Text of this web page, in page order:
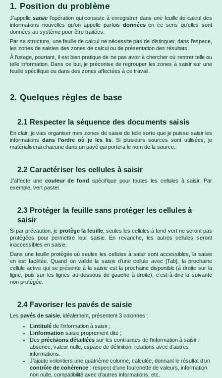
1. Position du problème
J’appelle saisie l’opération qui consiste à enregistrer dans une feuille de calcul des
informations nouvelles qu’on appelle parfois donnéesen ce sens qu’elles sont
données au système pour être traitées.
Par sa structure, une feuille de calcul ne nécessite pas de distinguer, dans l’espace,
les zones de saisies des zones de calcul ou de présentation des résultats.
À l’usage, pourtant, il est bien pratique de ne pas avoir à chercher où rentrer telle ou
telle information. Dans ce but, je préconise de regrouper les zones à saisir sur une
feuille spécifique ou dans des zones affectées à ce travail.
2. Quelques règles de base
2.1 Respecter la séquence des documents saisis
En clair, je vais organiser mes zones de saisie de telle sorte que je puisse saisir les
informations dans l’ordre où je les lis . Si plusieurs sources sont utilisées, je
matérialiserai chacune dans un pavé qui portera le nom de la source.
2.2 Caractériser les cellules à saisir
J’affecte une couleur de fond spécifique pour toutes les cellules à saisir. Par
exemple, vert pastel.
2.3 Protéger la feuille sans protéger les cellules à
saisir
Si par précaution, je protège la feuille, seules les cellules à fond vert ne seront pas
protégées pour permettre leur saisie. En revanche, les autres cellules seront
inaccessibles en saisie.
Dans une feuille protégée où seules les cellules à saisir sont accessibles, la saisie
en est facilitée. Quand on valide la saisie d’une cellule avec [Tab], la prochaine
cellule active qui se présente à la saisie est la prochaine disponible (à droite sur la
ligne, puis sur les lignes au-dessous de gauche à droite), c’est-à-dire la suivante
non protégée.
2.4 Favoriser les pavés de saisie
Les pavés de saisie , idéalement, présentent 3 colonnes :
L’intitulé de l’information à saisir ;
L’information saisie proprement dite ;
Des précisions détaillées sur les contraintes de l’information à saisir :
absence, valeur nulle, espace de définition, relations avec d’autres
informations.
J’ajoute volontiers une quatrième colonne, calculée, donnant le résultat d’un
contrôle de cohérence : respect d’une fourchette de valeurs, information
non nulle, compatibilité avec d’autres informations, etc.